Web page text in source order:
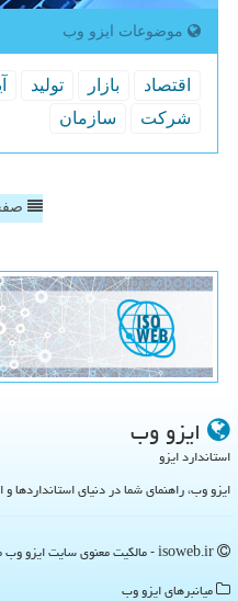
موضوعات ایزو وب
اقتصاد بازار تولید
شركت
سازمان
ایزو وب
استاندارد ایزو
ایزو وب، راهنمای شما در دنیای استانداردها و
میانبرهای ایزو وب